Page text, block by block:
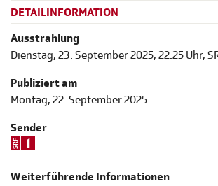
DETAILINFORMATION
Ausstrahlung
Dienstag, 23. September 2025, 22.25 Uhr,
Publiziert am
Montag, 22. September 2025
Sender
Weiterführende Informationen